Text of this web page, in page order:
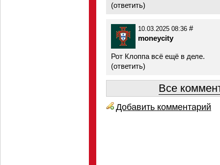
(ответить)
10.03.2025 08:36 #
moneycity
Рот Клоппа всё ещё в деле.
(ответить)
Все
Добавить комментарий